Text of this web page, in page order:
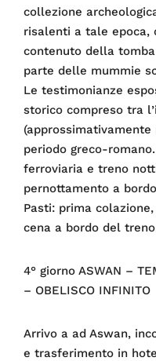
collezione
risalenti a tale epoca,
contenuto della
parte delle mummie
Le testimonianze
storico compreso tra
periodo greco-
ferroviaria e treno
pernottamento a
Pasti: prima
cena a bordo del
4° giorno ASWAN –
– OBELISCO INFINITO
Arrivo a ad Aswan,
e trasferimento in